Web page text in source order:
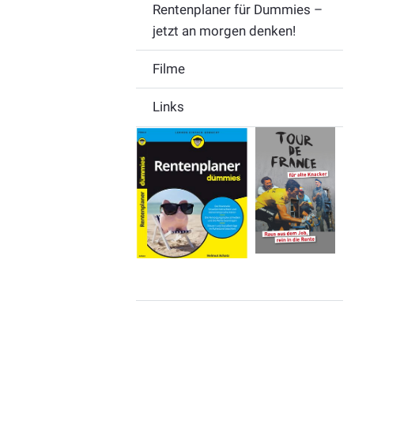
Rentenplaner für Dummies –
jetzt an morgen denken!
Filme
Links